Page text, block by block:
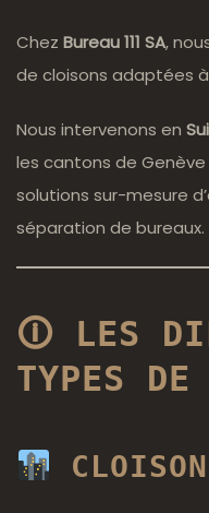
Chez Bureau 111 SA,
de cloisons adaptées
Nous intervenons en
les cantons de
solutions sur-mesure
séparation de bureaux.
🛈 LES
TYPES DE